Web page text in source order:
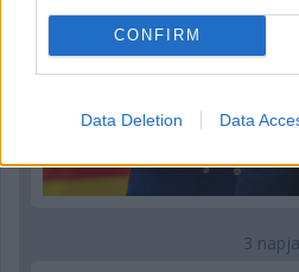
CONFIRM
Data Deletion Data
3 napja